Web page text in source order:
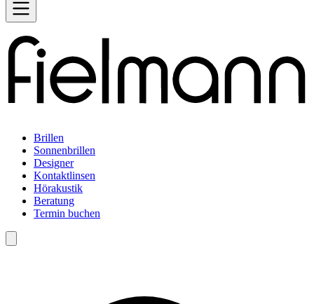
Brillen
Sonnenbrillen
Designer
Kontaktlinsen
Hörakustik
Beratung
Termin buchen